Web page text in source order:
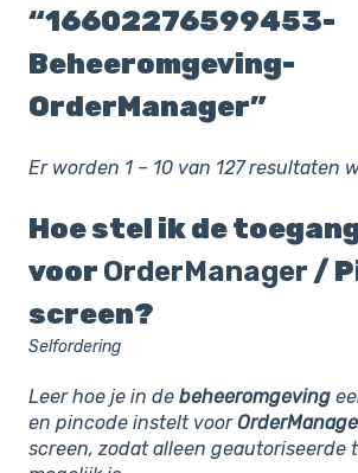
“16602276599453-
Beheeromgeving-
OrderManager”
Er worden 1 – 10 van 127 resultaten
Hoe stel ik de
voor OrderManager /
screen?
Selfordering
Leer hoe je in de beheeromgeving
en pincode instelt voor
screen, zodat alleen geautoriseerde